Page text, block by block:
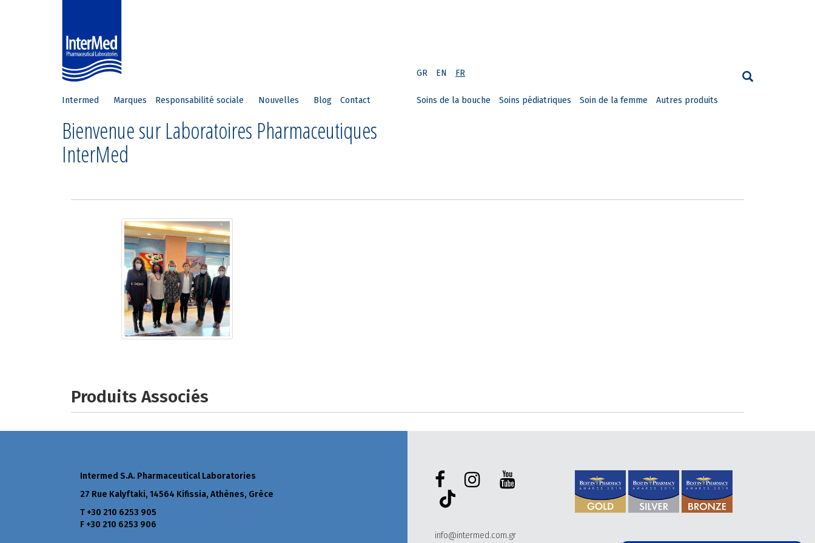
GR EN FR
Intermed Marques Responsabilité sociale Nouvelles Blog Contact
Bienvenue sur Laboratoires Pharmaceutiques
InterMed
Soins de la bouche Soins pédiatriques Soin de la femme Autres produits
Produits Associés
Intermed S.A. Pharmaceutical Laboratories
27 Rue Kalyftaki, 14564 Kifissia, Athènes, Grèce
Τ +30 210 6253 905
F +30 210 6253 906
info@intermed.com.gr